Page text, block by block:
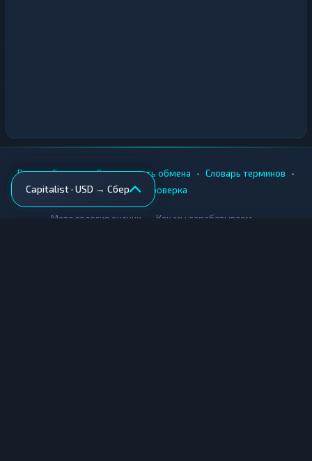
Capitalist · USD → Сбер
Вики • Города • Безопасность обмена • Словарь терминов •
AML-проверка
Методология оценки Как мы зарабатываем